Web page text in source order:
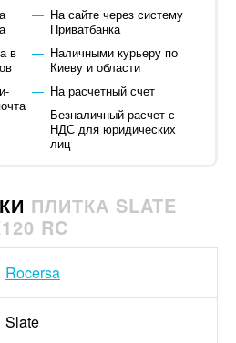
в
На сайте через систему
Приватбанка
Наличными курьеру по
Киеву и области
На расчетный счет
Безналичный расчет с
НДС для юридических
лиц
ПЛИТКА SLATE
RC
Rocersa
Slate